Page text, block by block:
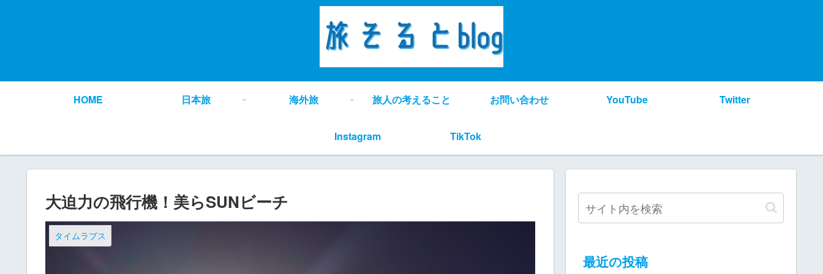
HOME 日本旅 海外旅 旅人の考えること お問い合わせ YouTube Twitter
Instagram TikTok
大迫力の飛行機！美らSUNビーチ
タイムラプス
最近の投稿